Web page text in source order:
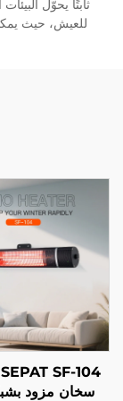
ثابتًا يحوّل
للعيش، حيث
SF-104
سخان مزود